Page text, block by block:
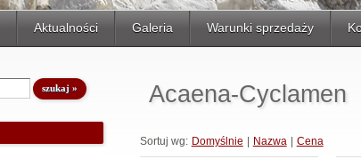
Aktualności Galeria Warunki sprzedaży
Acaena-Cyclamen
Sortuj wg: Domyślnie Nazwa Cena